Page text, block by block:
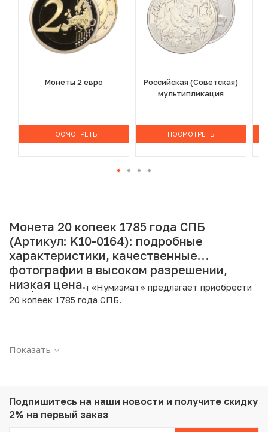
Монеты 2 евро
ПОСМОТРЕТЬ
Российская (Советская)
мультипликация
ПОСМОТРЕТЬ
Монета 20 копеек 1785 года СПБ
(Артикул: K10-0164): подробные
характеристики, качественные
фотографии в высоком разрешении,
низкая цена.
Интернет магазин «Нумизмат» предлагает приобрести
20 копеек 1785 года СПБ.
Страна: Российская Империя
Металл: Серебро
Проба: 750
Показать
Подпишитесь на наши новости и получите скидку
2% на первый заказ